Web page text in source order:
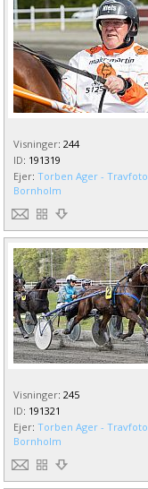
Visninger: 244
ID: 191319
Ejer: Torben Ager - Travfoto
Bornholm
Visninger: 245
ID: 191321
Ejer: Torben Ager - Travfoto
Bornholm